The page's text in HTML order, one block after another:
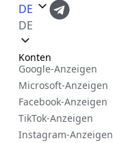
DE
DE
Konten
Google-Anzeigen
Microsoft-Anzeigen
Facebook-Anzeigen
TikTok-Anzeigen
Instagram-Anzeigen